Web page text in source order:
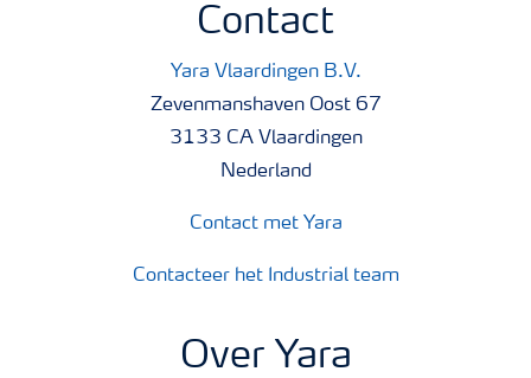
Contact
Yara Vlaardingen B.V.
Zevenmanshaven Oost 67
3133 CA Vlaardingen
Nederland
Contact met Yara
Contacteer het Industrial team
Over Yara